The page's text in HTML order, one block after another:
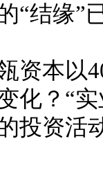
“结缘”
资本以
化？“
投资活